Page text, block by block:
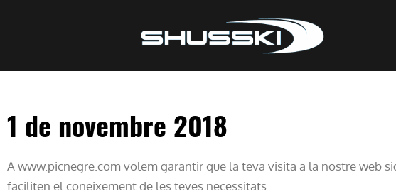
POLÍTICA
1 de novembre 2018
A www.picnegre.com volem garantir que la teva visita a la nostre web
faciliten el coneixement de les teves necessitats.